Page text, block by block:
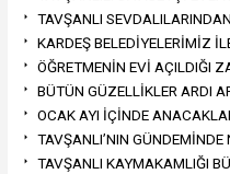
TAVŞANLI
KARDEŞ BELEDİYELERİMİZ
ÖĞRETMENİN EVİ AÇILDIĞI
BÜTÜN GÜZELLİKLER ARDI
OCAK AYI İÇİNDE
TAVŞANLI’NIN GÜNDEMİNDE
TAVŞANLI KAYMAKAMLIĞI